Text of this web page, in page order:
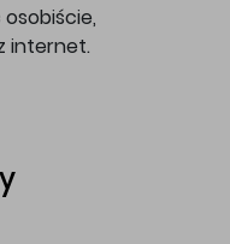
osobiście,
internet.